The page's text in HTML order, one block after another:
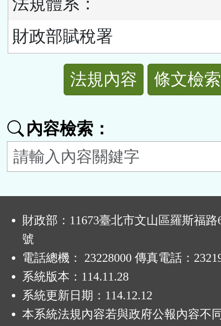
法規體系：
財政部賦稅署
功
能
按
鈕
區
法規內容 條文檢索
內容檢索：
財政部：11673臺北市文山區羅斯福路
號
電話總機： 23228000 傳真電話：
系統版本： 114.11.28
系統更新日期： 114.12.12
本系統法規內容若與政府公報內容不